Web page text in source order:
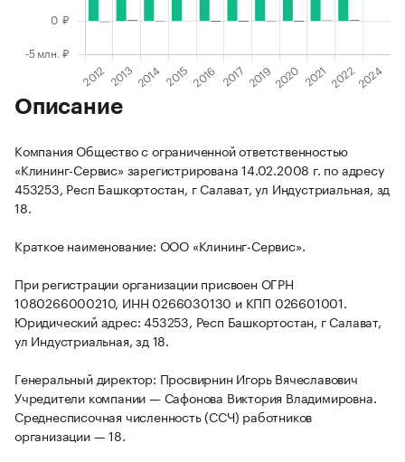
Описание
Компания Общество с ограниченной ответственностью
«Клининг-Сервис» зарегистрирована 14.02.2008 г. по адресу
453253, Респ Башкортостан, г Салават, ул Индустриальная, зд
18.
Краткое наименование: ООО «Клининг-Сервис».
При регистрации организации присвоен ОГРН
1080266000210, ИНН 0266030130 и КПП 026601001.
Юридический адрес: 453253, Респ Башкортостан, г Салават,
ул Индустриальная, зд 18.
Генеральный директор: Просвирнин Игорь Вячеславович
Учредители компании — Сафонова Виктория Владимировна.
Среднесписочная численность (ССЧ) работников
организации — 18.